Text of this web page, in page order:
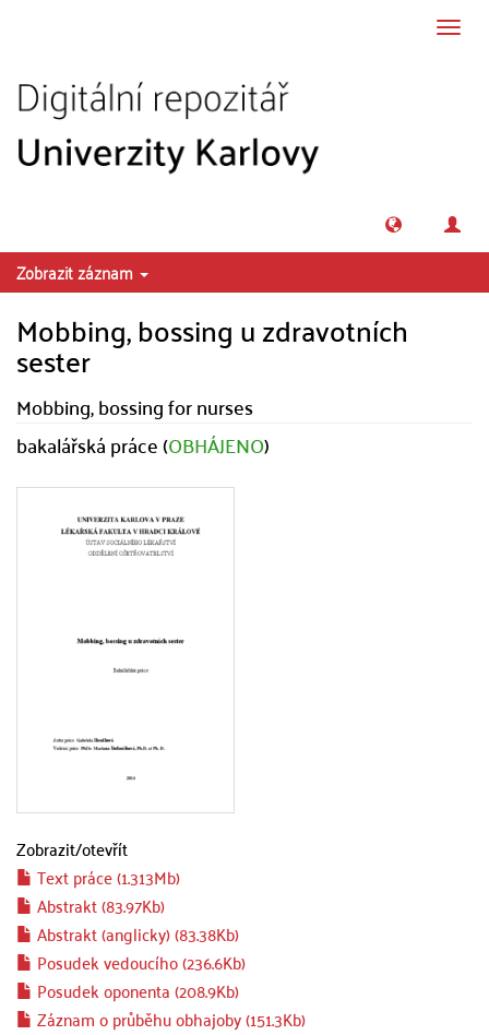
Zobrazit záznam
Mobbing, bossing u zdravotních
sester
Mobbing, bossing for nurses
bakalářská práce (OBHÁJENO)
Zobrazit/otevřít
Text práce (1.313Mb)
Abstrakt (83.97Kb)
Abstrakt (anglicky) (83.38Kb)
Posudek vedoucího (236.6Kb)
Posudek oponenta (208.9Kb)
Záznam o průběhu obhajoby (151.3Kb)